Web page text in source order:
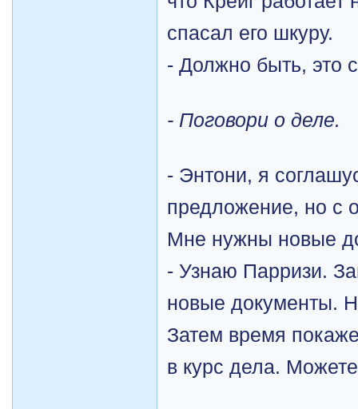
спасал его шкуру.
- Должно быть, это
- Поговори о деле.
- Энтони, я
предложение, но с
Мне нужны новые
- Узнаю Парризи.
новые документы.
Затем время
в курс дела.